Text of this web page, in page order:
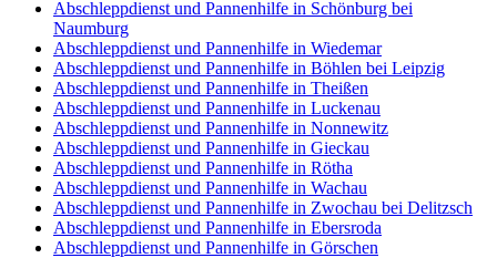
Abschleppdienst und Pannenhilfe in Schönburg bei
Naumburg
Abschleppdienst und Pannenhilfe in Wiedemar
Abschleppdienst und Pannenhilfe in Böhlen bei Leipzig
Abschleppdienst und Pannenhilfe in Theißen
Abschleppdienst und Pannenhilfe in Luckenau
Abschleppdienst und Pannenhilfe in Nonnewitz
Abschleppdienst und Pannenhilfe in Gieckau
Abschleppdienst und Pannenhilfe in Rötha
Abschleppdienst und Pannenhilfe in Wachau
Abschleppdienst und Pannenhilfe in Zwochau bei Delitzsch
Abschleppdienst und Pannenhilfe in Ebersroda
Abschleppdienst und Pannenhilfe in Görschen